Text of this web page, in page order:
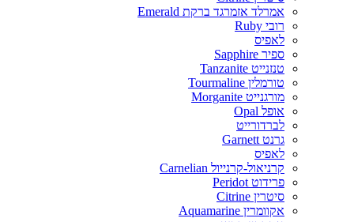
אמרלד אזמרגד ברקת Emerald
רובי Ruby
לאפיס
ספיר Sapphire
טנזנייט Tanzanite
טורמלין Tourmaline
מורגנייט Morganite
אופל Opal
לברדורייט
גרנט Garnett
לאפיס
קרניאול-קרנייול Carnelian
פרידוט Peridot
סיטרין Citrine
אקוומרין Aquamarine